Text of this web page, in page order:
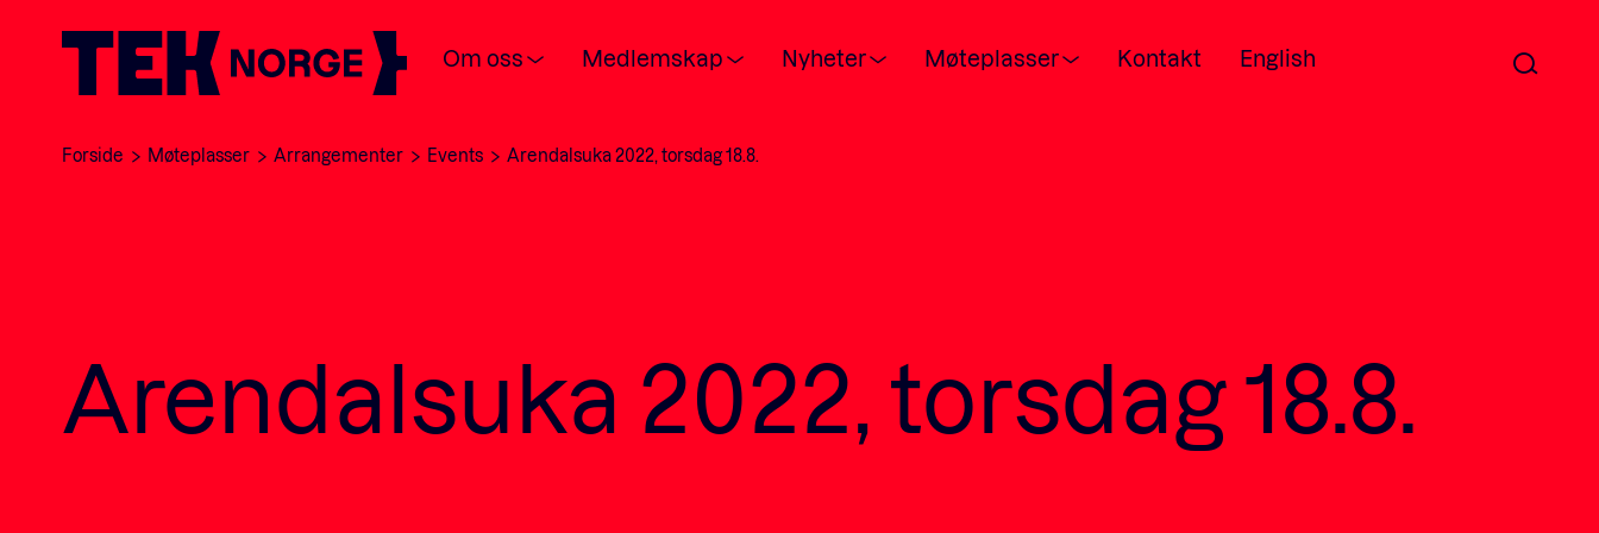
Om oss Medlemskap Nyheter Møteplasser Kontakt English
Medlemskap
Forside Møteplasser Arrangementer Events Arendalsuka 2022, torsdag 18.8.
Arendalsuka 2022, torsdag 18.8.